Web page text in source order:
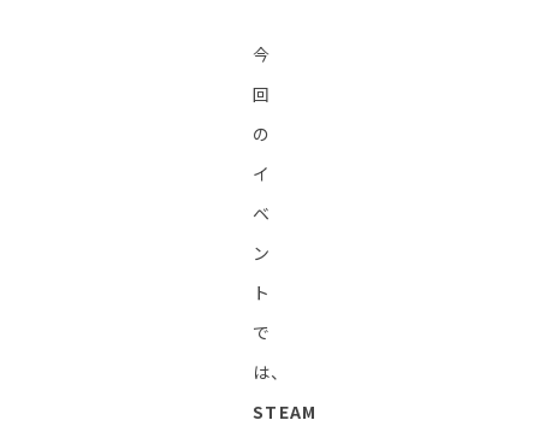
今
回
の
イ
ベ
ン
ト
で
は、
STEAM